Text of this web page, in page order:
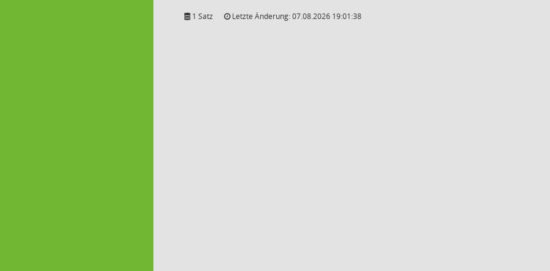
1 Satz Letzte Änderung: 07.08.2026 19:01:38